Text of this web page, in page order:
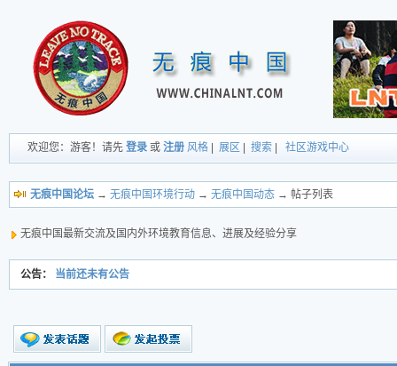
欢迎您：游客！请先 登录 或 注册 风格 展区 搜索 社区游戏中心
无痕中国论坛 → 无痕中国环境行动 → 无痕中国动态 → 帖子列表
无痕中国最新交流及国内外环境教育信息、进展及经验分享
公告： 当前还未有公告